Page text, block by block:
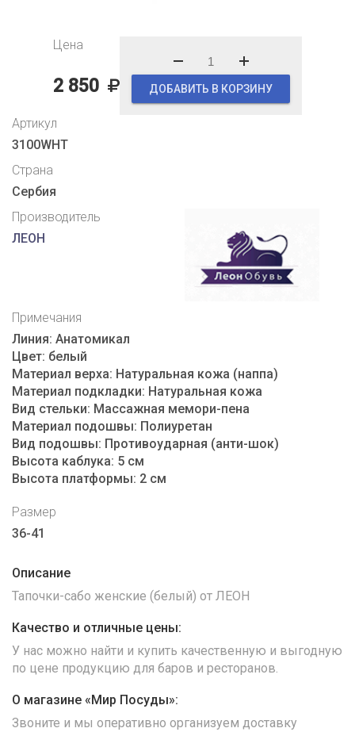
Цена
2 850 ДОБАВИТЬ В КОРЗИНУ
Артикул
3100WHT
Страна
Сербия
Производитель
ЛЕОН
Примечания
Линия: Анатомикал
Цвет: белый
Материал верха: Натуральная кожа (наппа)
Материал подкладки: Натуральная кожа
Вид стельки: Массажная мемори-пена
Материал подошвы: Полиуретан
Вид подошвы: Противоударная (анти-шок)
Высота каблука: 5 см
Высота платформы: 2 см
Размер
36-41
Описание
Тапочки-сабо женские (белый) от ЛЕОН
Качество и отличные цены:
У нас можно найти и купить качественную и выгодную
по цене продукцию для баров и ресторанов.
О магазине «Мир Посуды»:
Звоните и мы оперативно организуем доставку